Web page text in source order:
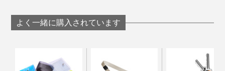
地味に嬉しい（笑）あと、ケースに入れたままケーブル
充電とワイヤレス充電ができるところもいい。」
女性スタッフN
軽量＆収納力の「ミ
ニ財布」｜SALLIES
納力の「ミニ財布」
｜SALLIES
よく一緒に購入されています